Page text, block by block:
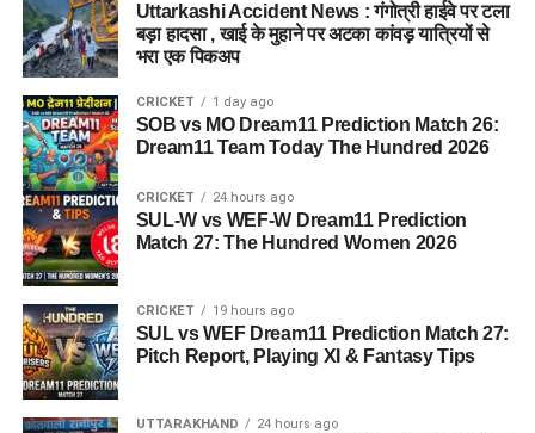
Uttarkashi Accident News : गंगोत्री हाईवे पर टला
बड़ा हादसा , खाई के मुहाने पर अटका कांवड़ यात्रियों से
भरा एक पिकअप
CRICKET 1 day ago
SOB vs MO Dream11 Prediction Match 26:
Dream11 Team Today The Hundred 2026
CRICKET 24 hours ago
SUL-W vs WEF-W Dream11 Prediction
Match 27: The Hundred Women 2026
CRICKET 19 hours ago
SUL vs WEF Dream11 Prediction Match 27:
Pitch Report, Playing XI & Fantasy Tips
UTTARAKHAND 24 hours ago